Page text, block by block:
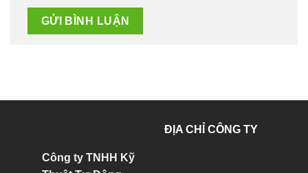
Công ty TNHH Kỹ
ĐỊA CHỈ CÔNG TY